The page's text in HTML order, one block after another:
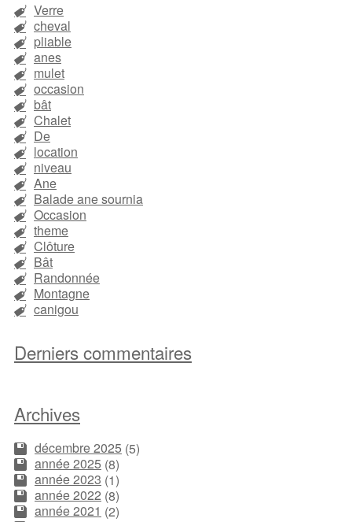
Verre
cheval
pliable
anes
mulet
occasion
bât
Chalet
De
location
niveau
Ane
Balade ane sournia
Occasion
theme
Clôture
Bât
Randonnée
Montagne
canigou
Derniers commentaires
Archives
décembre 2025 (5)
année 2025 (8)
année 2023 (1)
année 2022 (8)
année 2021 (2)